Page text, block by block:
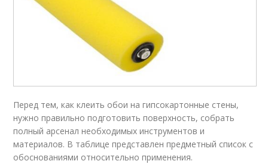
Перед тем, как клеить обои на гипсокартонные стены,
нужно правильно подготовить поверхность, собрать
полный арсенал необходимых инструментов и
материалов. В таблице представлен предметный список с
обоснованиями относительно применения.